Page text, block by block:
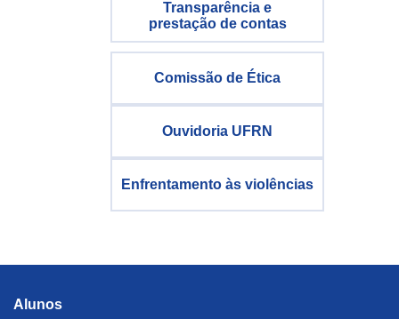
Transparência e
prestação de contas
Comissão de Ética
Ouvidoria UFRN
Enfrentamento às violências
Alunos